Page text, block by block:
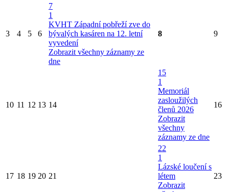
3 4 5 6
7
1
KVHT Západní pobřeží zve do
bývalých kasáren na 12. letní
vyvedení
Zobrazit všechny záznamy ze
dne
8 9
10 11 12 13 14
15
1
Memoriál
zasloužilých
členů 2026
Zobrazit
všechny
záznamy ze dne
16
17 18 19 20 21
22
1
Lázské loučení s
létem
Zobrazit
23